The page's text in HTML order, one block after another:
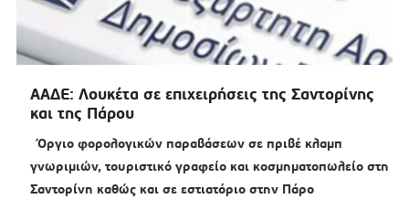
ΑΑΔΕ: Λουκέτα σε επιχειρήσεις της Σαντορίνης
και της Πάρου
Όργιο φορολογικών παραβάσεων σε πριβέ κλαμπ
γνωριμιών, τουριστικό γραφείο και κοσμηματοπωλείο στη
Σαντορίνη καθώς και σε εστιατόριο στην Πάρο